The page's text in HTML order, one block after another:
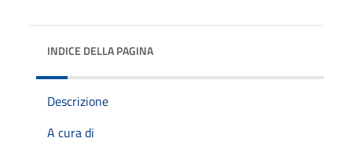
INDICE DELLA PAGINA
Descrizione
A cura di